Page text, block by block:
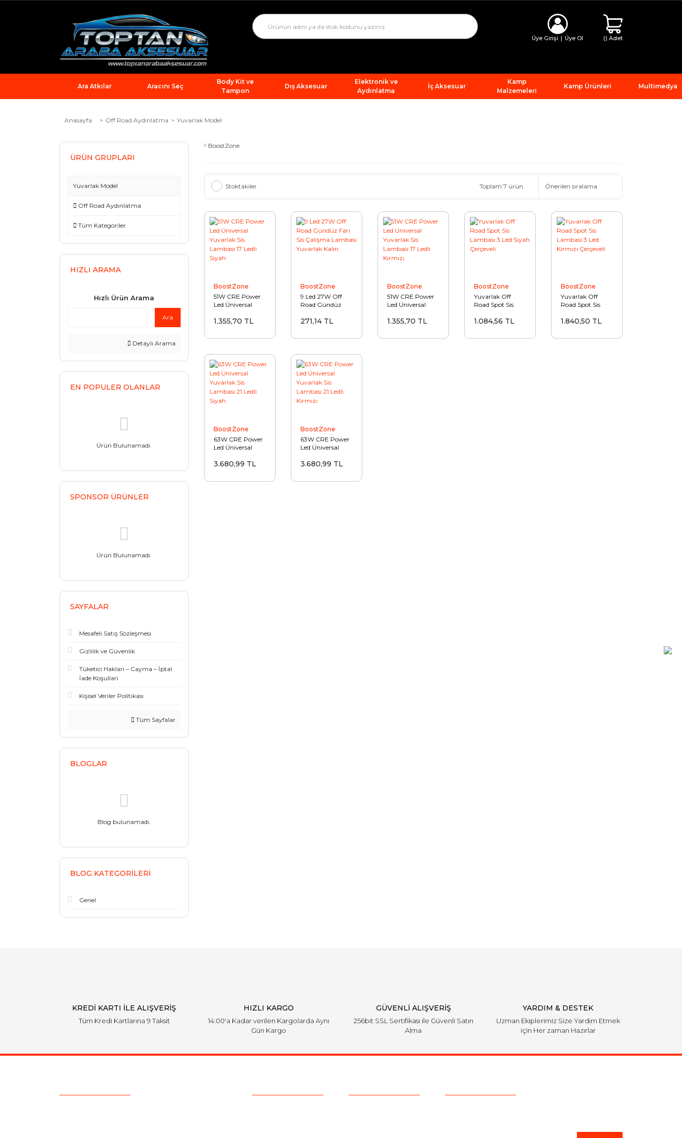
Üye Girişi | Üye Ol () Adet
Ara Atkılar Aracını Seç
Body Kit ve
Tampon
Dış Aksesuar
Elektronik ve
Aydınlatma
İç Aksesuar
Kamp
Malzemeleri
Kamp Ürünleri Multimedya
Anasayfa Off Road Aydınlatma Yuvarlak Model
ÜRÜN GRUPLARI
Yuvarlak Model
Off Road Aydınlatma
Tüm Kategoriler
HIZLI ARAMA
Hızlı Ürün Arama
Ara
Detaylı Arama
EN POPULER OLANLAR
Ürün Bulunamadı.
SPONSOR ÜRÜNLER
Ürün Bulunamadı.
SAYFALAR
Mesafeli Satış Sözleşmesi
Gizlilik ve Güvenlik
Tüketici Haklari – Cayma – İptal
İade Koşullari
Kişisel Veriler Politikası
Tüm Sayfalar
BLOGLAR
Blog bulunamadı.
BLOG KATEGORILERI
Genel
BoostZone
Stoktakiler Toplam 7 ürün
BoostZone
51W CRE Power
Led Üniversal
Lambası 17 Ledli
1.355,70 TL
BoostZone
9 Led 27W Off
Road Gündüz
Lambası
271,14 TL
BoostZone
51W CRE Power
Led Üniversal
Lambası 17 Ledli
1.355,70 TL
BoostZone
Yuvarlak Off
Road Spot Sis
Siyah Çerçeveli
1.084,56 TL
BoostZone
Yuvarlak Off
Road Spot Sis
Kırmızı Çerçeveli
1.840,50 TL
BoostZone
63W CRE Power
Led Üniversal
Lambası 21 Ledli
3.680,99 TL
BoostZone
63W CRE Power
Led Üniversal
Lambası 21 Ledli
3.680,99 TL
KREDİ KARTI İLE ALIŞVERİŞ
Tüm Kredi Kartlarına 9 Taksit
HIZLI KARGO
14:00'a Kadar verilen Kargolarda Aynı
Gün Kargo
GÜVENLİ ALIŞVERİŞ
256bit SSL Sertifikası ile Güvenli Satın
Alma
YARDIM & DESTEK
Uzman Ekiplerimiz Size Yardım Etmek
için Her zaman Hazırlar